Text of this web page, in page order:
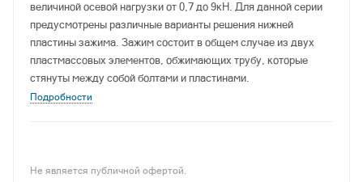
величиной осевой нагрузки от 0,7 до 9кН. Для данной серии
предусмотрены различные варианты решения нижней
пластины зажима. Зажим состоит в общем случае из двух
пластмассовых элементов, обжимающих трубу, которые
стянуты между собой болтами и пластинами.
Подробности
Не является публичной офертой.